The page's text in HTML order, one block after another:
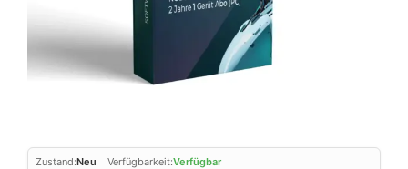
Zustand:Neu Verfügbarkeit:Verfügbar